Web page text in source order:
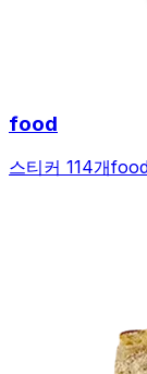
food
스티커 114개